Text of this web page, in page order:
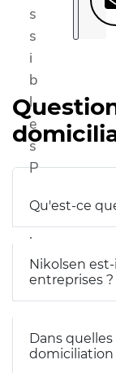
s
s
i
b
l
e
s
P
R
.
Qu'est-ce
Nikolsen
entreprises ?
Dans
domiciliation